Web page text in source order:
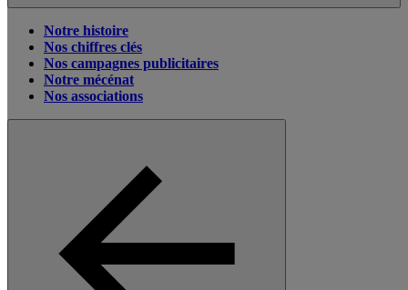
Notre histoire
Nos chiffres clés
Nos campagnes publicitaires
Notre mécénat
Nos associations